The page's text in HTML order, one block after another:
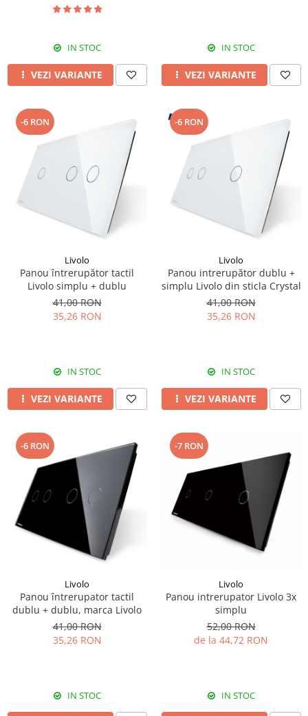
IN STOC
VEZI VARIANTE
IN STOC
VEZI VARIANTE
-6 RON
Livolo
Panou întrerupător tactil
Livolo simplu + dublu
41,00 RON
35,26 RON
IN STOC
VEZI VARIANTE
-6 RON
Livolo
Panou intrerupător dublu +
simplu Livolo din sticla Crystal
41,00 RON
35,26 RON
IN STOC
VEZI VARIANTE
-6 RON
Livolo
Panou întrerupator tactil
dublu + dublu, marca Livolo
41,00 RON
35,26 RON
IN STOC
-7 RON
Livolo
Panou intrerupator Livolo 3x
simplu
52,00 RON
de la 44,72 RON
IN STOC